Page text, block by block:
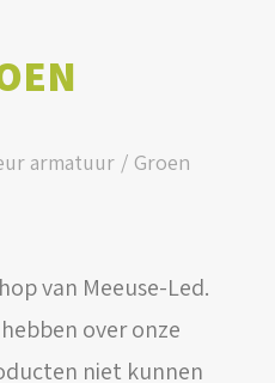
armatuur Groen
van Meeuse-Led.
over onze
niet kunnen